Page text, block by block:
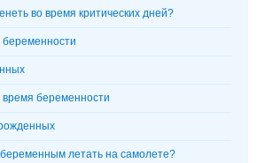
во время критических дней?
беременности
время беременности
летать на самолете?